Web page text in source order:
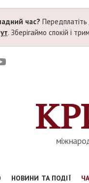
час? Передплатіть
. Зберігаймо спокій і
НОВИНИ ТА ПОДІЇ